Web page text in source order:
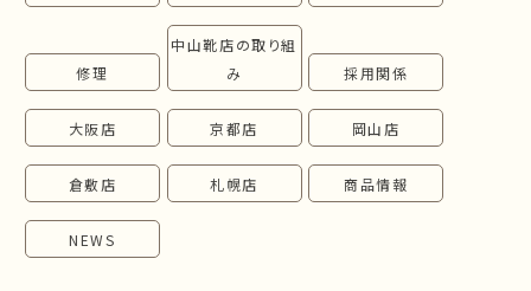
修理
中山靴店の取り組
み
採用関係
大阪店 京都店 岡山店
倉敷店 札幌店 商品情報
NEWS